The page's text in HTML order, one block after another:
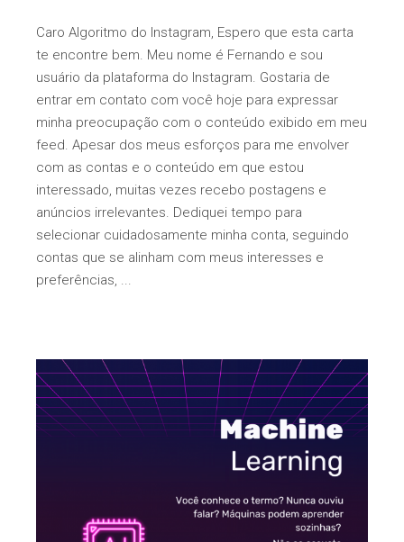
Caro Algoritmo do Instagram, Espero que esta carta
te encontre bem. Meu nome é Fernando e sou
usuário da plataforma do Instagram. Gostaria de
entrar em contato com você hoje para expressar
minha preocupação com o conteúdo exibido em meu
feed. Apesar dos meus esforços para me envolver
com as contas e o conteúdo em que estou
interessado, muitas vezes recebo postagens e
anúncios irrelevantes. Dediquei tempo para
selecionar cuidadosamente minha conta, seguindo
contas que se alinham com meus interesses e
preferências,